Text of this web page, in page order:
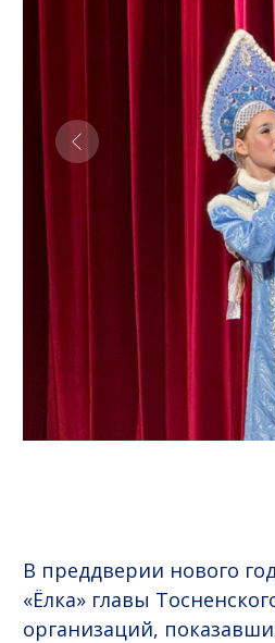
В преддверии нового
«Ёлка» главы
организаций,